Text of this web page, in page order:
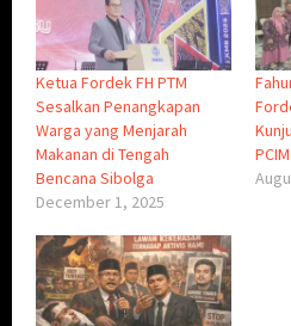
Ketua Fordek FH PTM
Sesalkan Penangkapan
Warga yang Menjarah
Makanan di Tengah
Bencana Sibolga
December 1, 2025